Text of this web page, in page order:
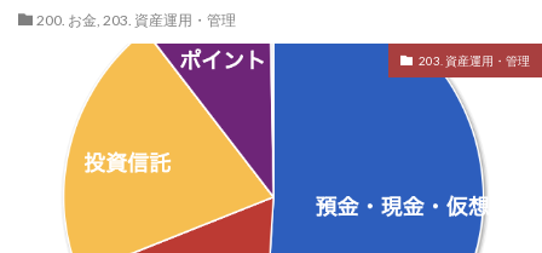
200. お金, 203. 資産運用・管理
203. 資産運用・管理